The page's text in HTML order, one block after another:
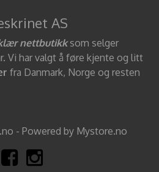
AS
nettbutikksom selger
Vi har valgt å føre kjente og litt
fra Danmark, Norge og resten
- Powered by Mystore.no